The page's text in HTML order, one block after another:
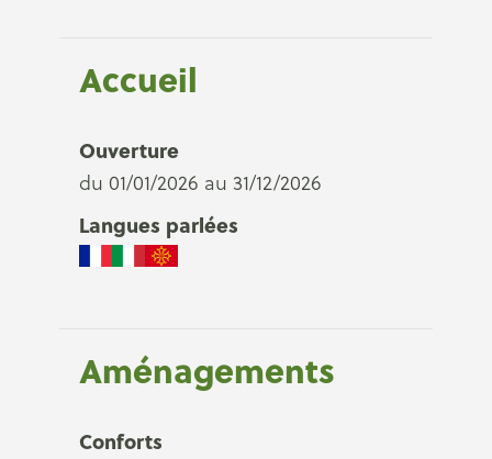
Accueil
Ouverture
du 01/01/2026 au 31/12/2026
Langues parlées
Aménagements
Conforts